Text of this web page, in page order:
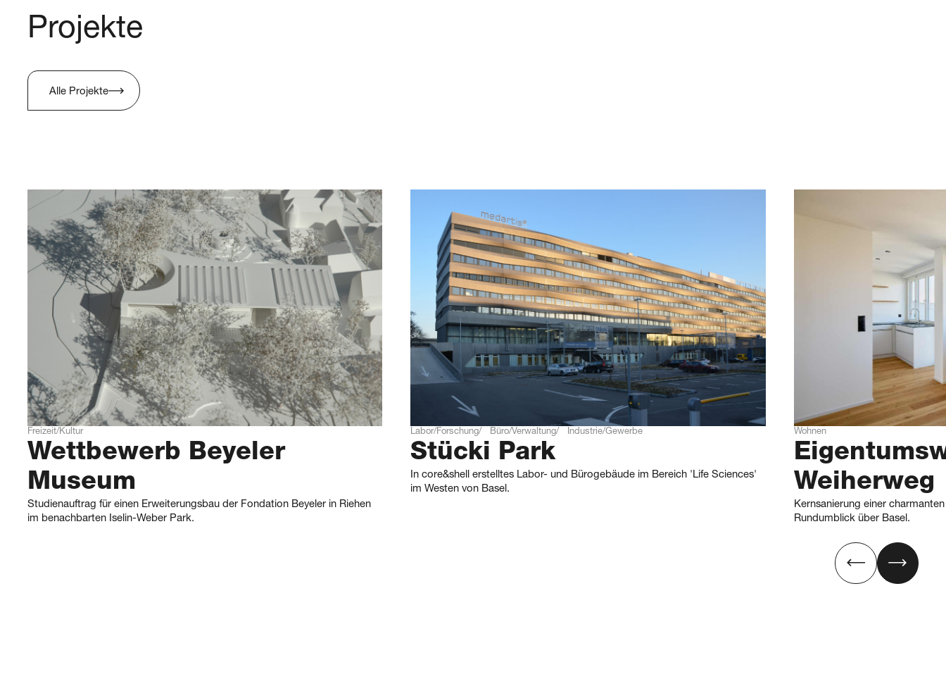
Projekte
Alle Projekte
Freizeit/Kultur
Wettbewerb Beyeler
Museum
Studienauftrag für einen Erweiterungsbau der Fondation Beyeler in Riehen
im benachbarten Iselin-Weber Park.
Labor/Forschung Büro/Verwaltung Industrie/Gewerbe
Stücki Park
In core&shell erstelltes Labor- und Bürogebäude im Bereich 'Life Sciences'
im Westen von Basel.
Wohnen
Weiherweg
Kernsanierung einer
Rundumblick über Basel.